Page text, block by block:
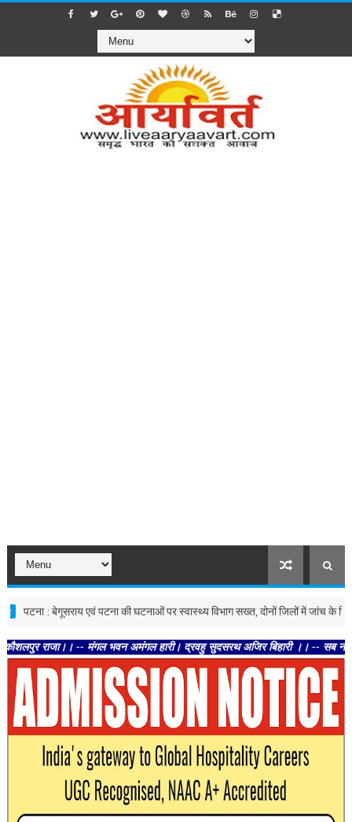
: बेगूसराय एवं पटना की घटनाओं पर स्वास्थ्य विभाग सख्त, दोनों जिलों में जांच के निर्देश
-- मंगल भवन अमंगल हारी। द्रवहु सुदसरथ अजिर बिहारी ।। -- सब नर करहिं